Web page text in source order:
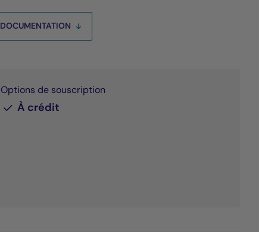
DOCUMENTATION
Options de souscription
À crédit